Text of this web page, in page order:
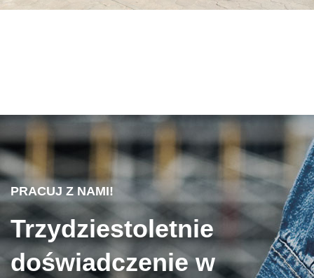
PRACUJ Z NAMI!
Trzydziestoletnie
doświadczenie w